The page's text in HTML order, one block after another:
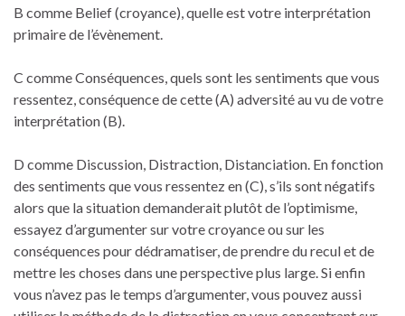
B comme Belief (croyance), quelle est votre interprétation
primaire de l’évènement.
C comme Conséquences, quels sont les sentiments que vous
ressentez, conséquence de cette (A) adversité au vu de votre
interprétation (B).
D comme Discussion, Distraction, Distanciation. En fonction
des sentiments que vous ressentez en (C), s’ils sont négatifs
alors que la situation demanderait plutôt de l’optimisme,
essayez d’argumenter sur votre croyance ou sur les
conséquences pour dédramatiser, de prendre du recul et de
mettre les choses dans une perspective plus large. Si enfin
vous n’avez pas le temps d’argumenter, vous pouvez aussi